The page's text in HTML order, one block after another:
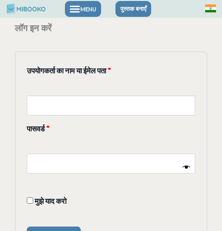
सामग्री
पुस्तक बनाएँ
लॉग इन करें
उपयोगकर्ता का नाम या ईमेल पता*
पासवर्ड*
आवश्यक
मुझे याद करो
आवश्यक